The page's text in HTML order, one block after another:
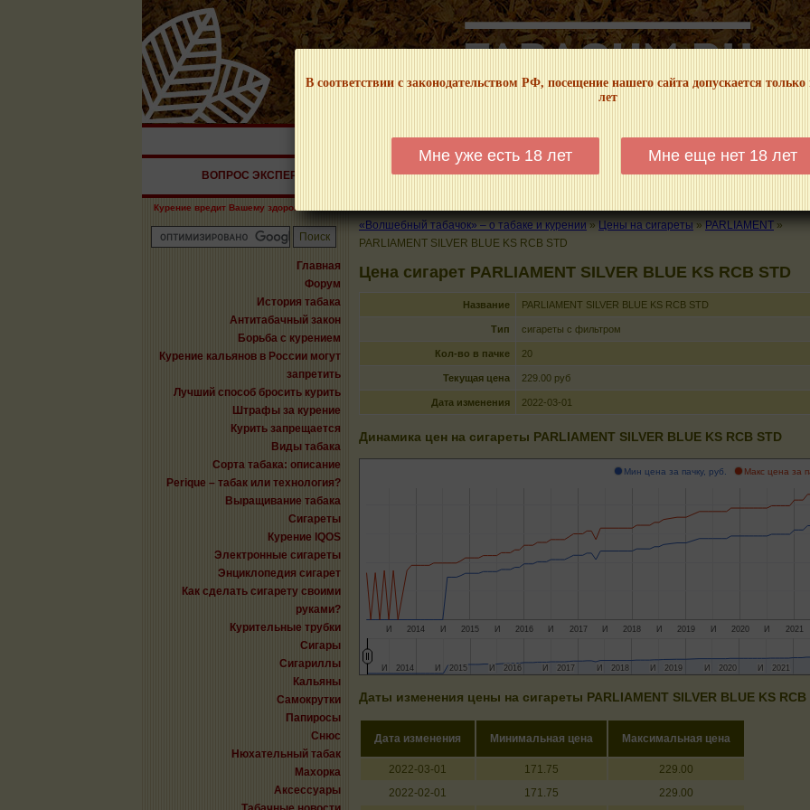
В соответствии с законодательством РФ, посещение нашего сайта допускается
лет
Мне уже есть 18 лет Мне еще нет 18 лет
НАШ ПОРТАЛ – ИНФОРМАЦИОННЫЙ! МЫ НЕ ЗАНИМАЕМСЯ ПРОДАЖЕЙ И РЕКЛАМОЙ
ВОПРОС ЭКСПЕРТУ КАЛЬЯНЫ ТРУБКИ ГДЕ КУПИТЬ ГДЕ ПОКУРИТЬ КУРЕНИЕ И
Курение вредит Вашему здоровью!
Главная
Форум
История табака
Антитабачный закон
Борьба с курением
Курение кальянов в России могут
запретить
Лучший способ бросить курить
Штрафы за курение
Курить запрещается
Виды табака
Сорта табака: описание
Perique – табак или технология?
Выращивание табака
Сигареты
Курение IQOS
Электронные сигареты
Энциклопедия сигарет
Как сделать сигарету своими
руками?
Курительные трубки
Сигары
Сигариллы
Кальяны
Самокрутки
Папиросы
Снюс
Нюхательный табак
Махорка
Аксессуары
«Волшебный табачок» – о табаке и курении » Цены на сигареты » PARLIAMENT »
PARLIAMENT SILVER BLUE KS RCB STD
Цена сигарет PARLIAMENT SILVER BLUE KS RCB STD
Название PARLIAMENT SILVER BLUE KS RCB STD
Тип сигареты с фильтром
Кол-во в пачке 20
Текущая цена 229.00 руб
Дата изменения 2022-03-01
Динамика цен на сигареты PARLIAMENT SILVER BLUE KS RCB STD
Мин цена за пачку, руб. Макс цена за
2014 2015 2016 2017 2018 2019 2020 2021
И И И И И И И И
2014
2014 2015
2015 2016
2016 2017
2017 2018
2018 2019
2019 2020
2020 2021
2021
ИИ ИИ ИИ ИИ ИИ ИИ ИИ ИИ
Даты изменения цены на сигареты PARLIAMENT SILVER BLUE KS RCB
Дата изменения Минимальная цена Максимальная цена
2022-03-01 171.75
229.00
2022-02-01
171.75
229.00